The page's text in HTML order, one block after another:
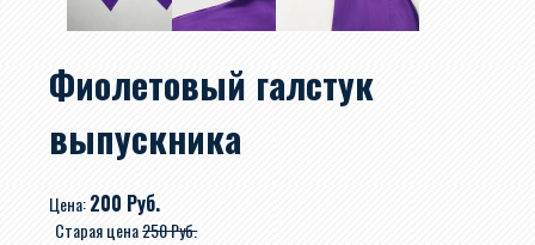
Фиолетовый галстук
выпускника
Цена:200 Руб.
Старая цена250 Руб.